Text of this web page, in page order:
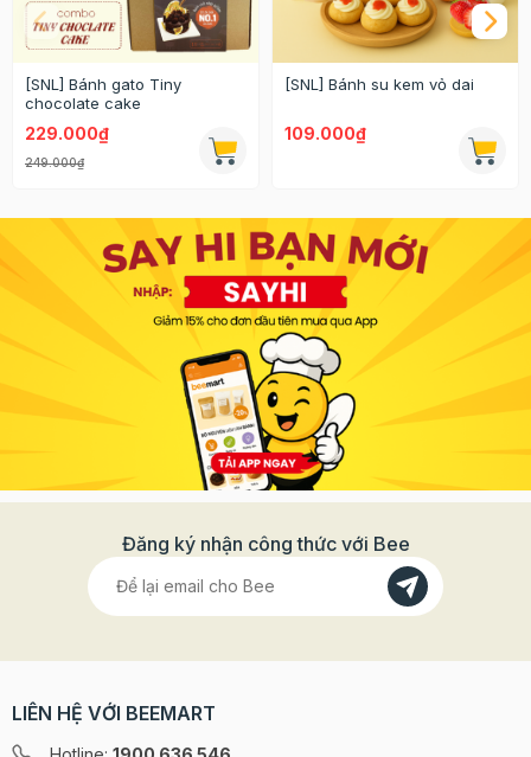
[SNL] Bánh gato Tiny
chocolate cake
229.000₫
249.000₫
[SNL] Bánh su kem vỏ dai
109.000₫
Đăng ký nhận công thức với Bee
LIÊN HỆ VỚI BEEMART